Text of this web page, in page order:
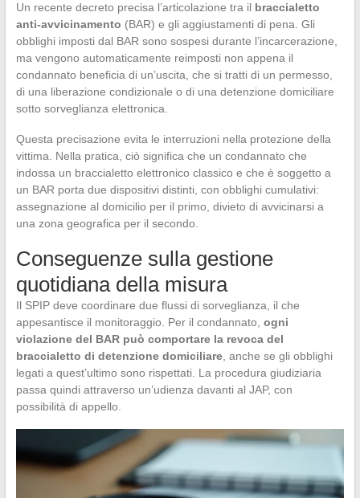
Un recente decreto precisa l’articolazione tra il braccialetto
anti-avvicinamento (BAR) e gli aggiustamenti di pena. Gli
obblighi imposti dal BAR sono sospesi durante l’incarcerazione,
ma vengono automaticamente reimposti non appena il
condannato beneficia di un’uscita, che si tratti di un permesso,
di una liberazione condizionale o di una detenzione domiciliare
sotto sorveglianza elettronica.
Questa precisazione evita le interruzioni nella protezione della
vittima. Nella pratica, ciò significa che un condannato che
indossa un braccialetto elettronico classico e che è soggetto a
un BAR porta due dispositivi distinti, con obblighi cumulativi:
assegnazione al domicilio per il primo, divieto di avvicinarsi a
una zona geografica per il secondo.
Conseguenze sulla gestione
quotidiana della misura
Il SPIP deve coordinare due flussi di sorveglianza, il che
appesantisce il monitoraggio. Per il condannato, ogni
violazione del BAR può comportare la revoca del
braccialetto di detenzione domiciliare, anche se gli obblighi
legati a quest’ultimo sono rispettati. La procedura giudiziaria
passa quindi attraverso un’udienza davanti al JAP, con
possibilità di appello.